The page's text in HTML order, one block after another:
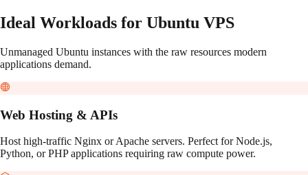
Ideal Workloads for Ubuntu VPS
Unmanaged Ubuntu instances with the raw resources modern
applications demand.
Web Hosting & APIs
Host high-traffic Nginx or Apache servers. Perfect for Node.js,
Python, or PHP applications requiring raw compute power.